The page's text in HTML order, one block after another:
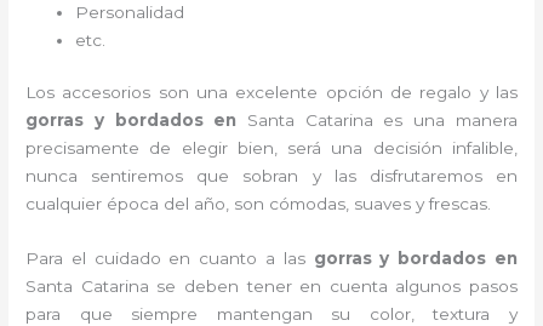
Personalidad
etc.
Los accesorios son una excelente opción de regalo y las
gorras y bordadosen Santa Catarina es una manera
precisamente de elegir bien, será una decisión infalible,
nunca sentiremos que sobran y las disfrutaremos en
cualquier época del año, son cómodas, suaves y frescas.
Para el cuidado en cuanto a las gorras y bordados en
Santa Catarina se deben tener en cuenta algunos pasos
para que siempre mantengan su color, textura y